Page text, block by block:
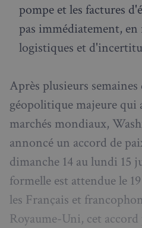
pompe et les factures
pas immédiatement, en
logistiques et
Après plusieurs
géopolitique majeure qui
marchés mondiaux,
annoncé un accord de
dimanche 14 au lundi 15
formelle est attendue le
les Français et
Royaume-Uni, cet